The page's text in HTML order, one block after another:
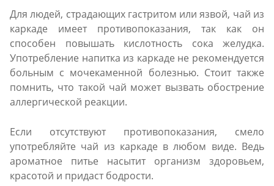
Для людей, страдающих гастритом или язвой, чай из
каркаде имеет противопоказания, так как он
способен повышать кислотность сока желудка.
Употребление напитка из каркаде не рекомендуется
больным с мочекаменной болезнью. Стоит также
помнить, что такой чай может вызвать обострение
аллергической реакции.
Если отсутствуют противопоказания, смело
употребляйте чай из каркаде в любом виде. Ведь
ароматное питье насытит организм здоровьем,
красотой и придаст бодрости.